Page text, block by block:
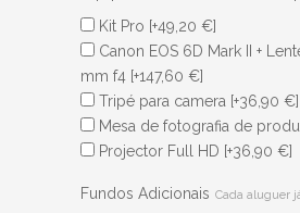
Kit Pro [+49,20 €]
Canon EOS 6D Mark II +
mm f4 [+147,60 €]
Tripé para camera [+36,90 €]
Mesa de fotografia de
Projector Full HD [+36,90 €]
Fundos Adicionais Cada aluguer